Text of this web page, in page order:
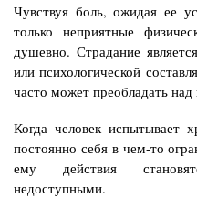
Чувствуя боль, ожидая ее
только неприятные
душевно. Страдание
или психологической
часто может преобладать
Когда человек испытывает
постоянно себя в чем-то
ему действия
недоступными.